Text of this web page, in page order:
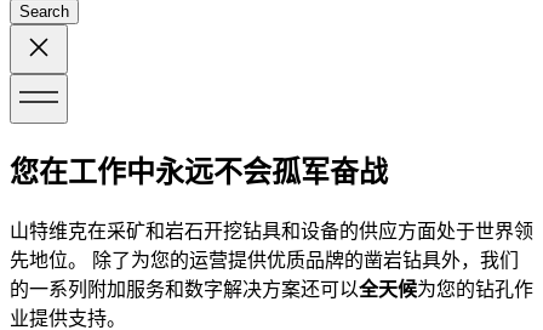
Search
您在工作中永远不会孤军奋战
山特维克在采矿和岩石开挖钻具和设备的供应方面处于世界领
先地位。 除了为您的运营提供优质品牌的凿岩钻具外，我们
的一系列附加服务和数字解决方案还可以全天候为您的钻孔作
业提供支持。